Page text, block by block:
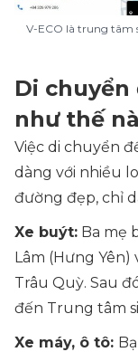
V-ECO là trung tâm
Di chuyển
như thế
Việc di chuyển
dàng với nhiều
đường đẹp, chỉ
Xe buýt: Ba mẹ
Lâm (Hưng
Trâu Quỳ. Sau
đến Trung tâm
Xe máy, ô tô: